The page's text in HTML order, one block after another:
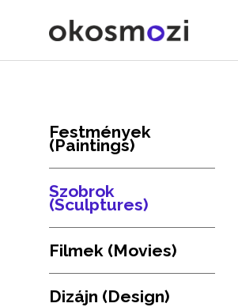
Festmények
(Paintings)
Szobrok
(Sculptures)
Filmek (Movies)
Dizájn (Design)